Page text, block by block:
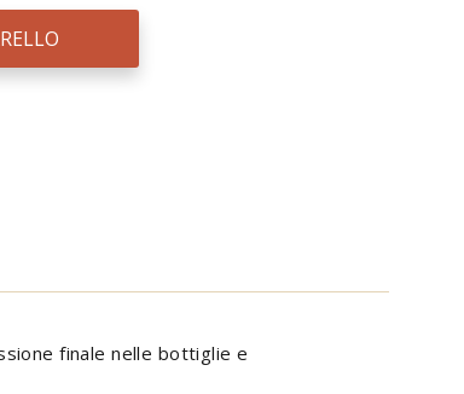
finale nelle bottiglie e